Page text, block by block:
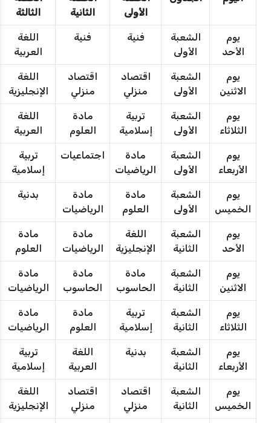
الأولى
الثانية
الثالثة
يوم
الأحد
الشعبة
الأولى
فنية فنية
اللغة
العربية
يوم
الاثنين
الشعبة
الأولى
اقتصاد
منزلي
اقتصاد
منزلي
اللغة
الإنجليزية
يوم
الثلاثاء
الشعبة
الأولى
تربية
إسلامية
مادة
العلوم
اللغة
العربية
يوم
الأربعاء
الشعبة
الأولى
مادة
الرياضيات
اجتماعيات
تربية
إسلامية
يوم
الخميس
الشعبة
الأولى
مادة
العلوم
مادة
الرياضيات
بدنية
يوم
الأحد
الشعبة
الثانية
اللغة
الإنجليزية
مادة
الرياضيات
مادة
العلوم
يوم
الاثنين
الشعبة
الثانية
مادة
الحاسوب
مادة
الحاسوب
مادة
الرياضيات
يوم
الثلاثاء
الشعبة
الثانية
تربية
إسلامية
مادة
العلوم
مادة
الرياضيات
يوم
الأربعاء
الشعبة
الثانية
بدنية
اللغة
العربية
تربية
إسلامية
يوم
الخميس
الشعبة
الثانية
اقتصاد
منزلي
اقتصاد
منزلي
اللغة
الإنجليزية